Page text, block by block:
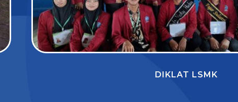
DIKLAT LSMK